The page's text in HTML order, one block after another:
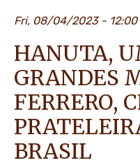
PEOPLE &
OUR
Fri, 08/04/2023 - 12:00
HANUTA,
GRANDES
FERRERO,
BRASIL